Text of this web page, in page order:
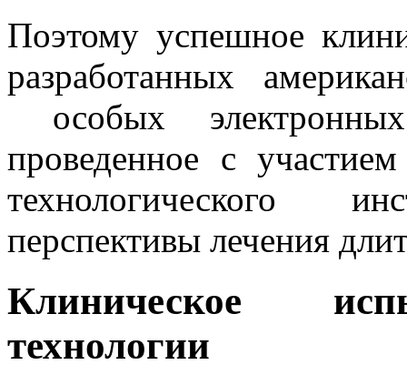
Поэтому успешное
разработанных
особых
проведенное с участием
технологического
перспективы лечения
Клиническое
технологии